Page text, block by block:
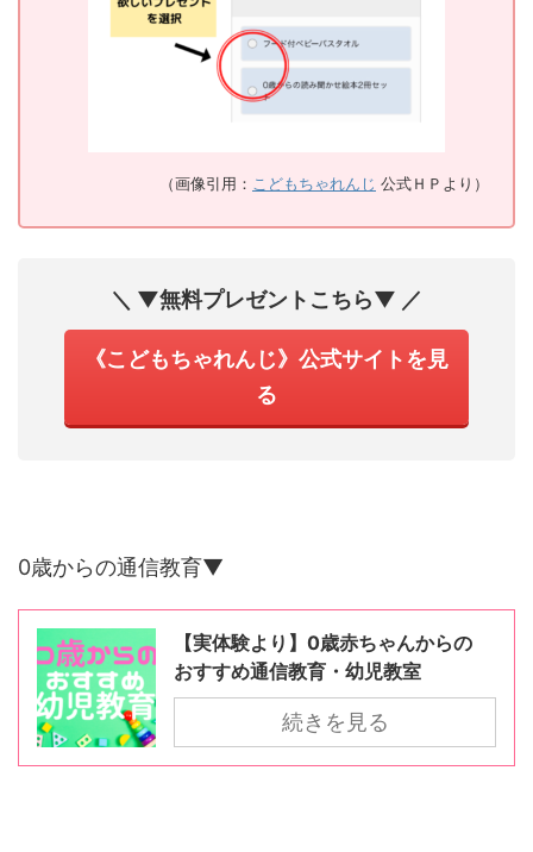
（画像引用： こどもちゃれんじ 公式ＨＰより）
＼ ▼無料プレゼントこちら▼ ／
《こどもちゃれんじ》公式サイトを見
る
0歳からの通信教育▼
【実体験より】0歳赤ちゃんからの
おすすめ通信教育・幼児教室
続きを見る